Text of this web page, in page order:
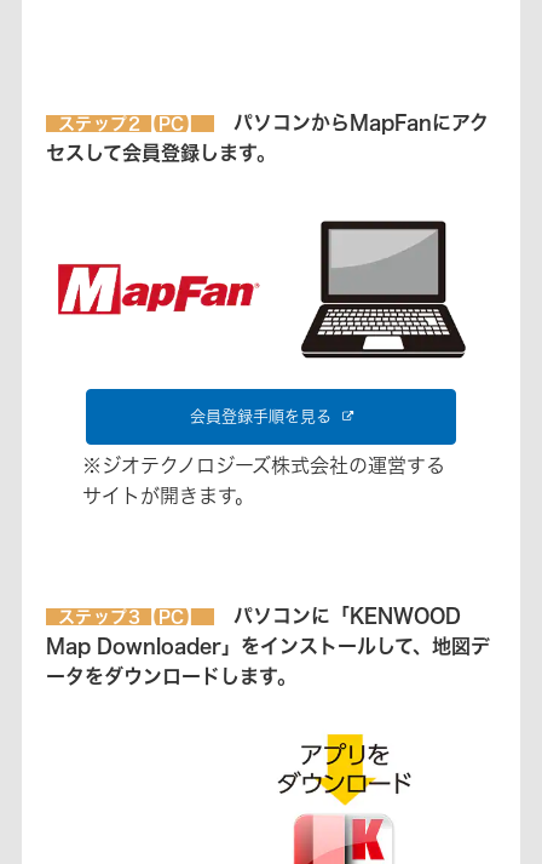
ステップ2【PC】
パソコンからMapFanにアク
セスして会員登録します。
会員登録手順を見る
※ジオテクノロジーズ株式会社の運営する
サイトが開きます。
ステップ3【PC】
パソコンに「KENWOOD
Map Downloader」をインストールして、地図デ
ータをダウンロードします。